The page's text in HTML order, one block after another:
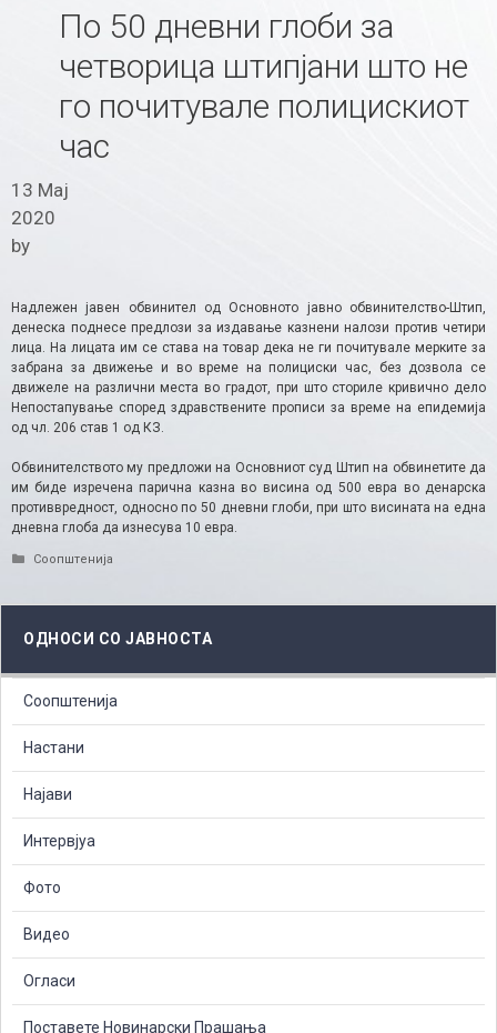
По 50 дневни глоби за
четворица штипјани што не
го почитувале полицискиот
час
13 Мај
2020
by
Надлежен јавен обвинител од Основното јавно обвинителство-Штип,
денеска поднесе предлози за издавање казнени налози против четири
лица. На лицата им се става на товар дека не ги почитувале мерките за
забрана за движење и во време на полициски час, без дозвола се
движеле на различни места во градот, при што сториле кривично дело
Непостапување според здравствените прописи за време на епидемија
од чл. 206 став 1 од КЗ.
Обвинителството му предложи на Основниот суд Штип на обвинетите да
им биде изречена парична казна во висина од 500 евра во денарска
противвредност, односно по 50 дневни глоби, при што висината на една
дневна глоба да изнесува 10 евра.
Categories
Соопштенија
ОДНОСИ СО ЈАВНОСТА
Соопштенија
Настани
Најави
Интервјуа
Фото
Видео
Огласи
Поставете Новинарски Прашања